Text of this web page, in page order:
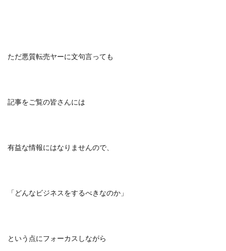
ただ悪質転売ヤーに文句言っても
記事をご覧の皆さんには
有益な情報にはなりませんので、
「どんなビジネスをするべきなのか」
という点にフォーカスしながら